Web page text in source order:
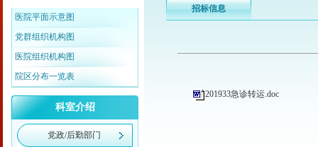
医院平面示意图
党群组织机构图
医院组织机构图
院区分布一览表
科室介绍
党政/后勤部门
招标信息
201933急诊转运.doc